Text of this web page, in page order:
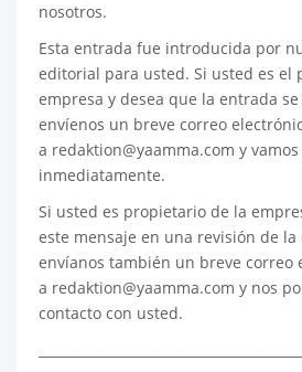
nosotros.
Esta entrada fue introducida por
editorial para usted. Si usted es el
empresa y desea que la entrada
envíenos un breve correo
a redaktion@yaamma.com y
inmediatamente.
Si usted es propietario de la
este mensaje en una revisión de
envíanos también un breve correo
a redaktion@yaamma.com y nos
contacto con usted.